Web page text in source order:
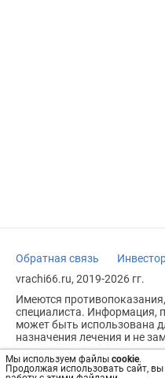
Мы используем файлы cookie.
Продолжая использовать сайт, вы
Обратная связь
vrachi66.ru, 2019-2026 гг.
Имеются
специалиста. Информация,
может быть использована
назначения лечения и не
Возрастное ограничение: 18+